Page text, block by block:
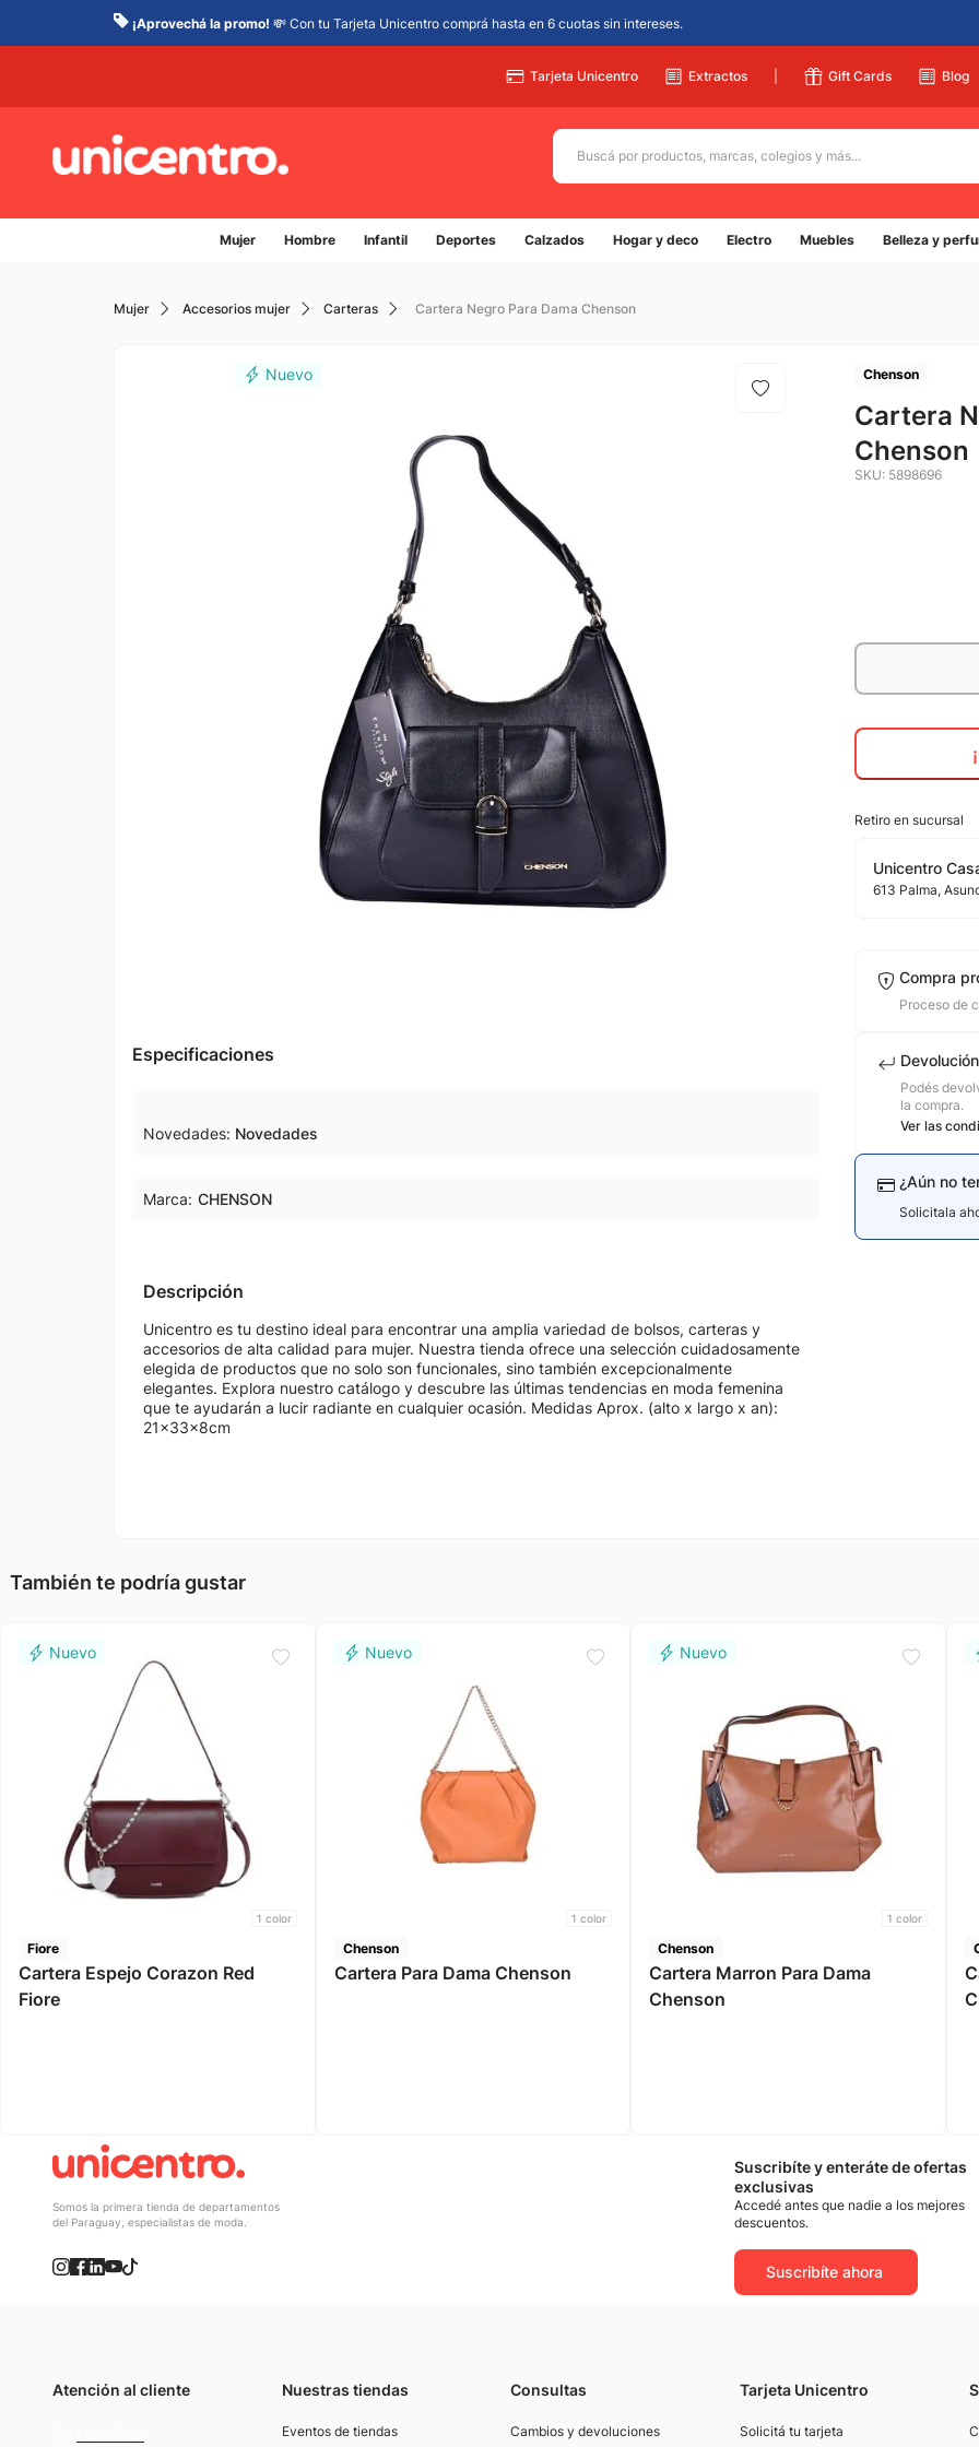
¡Aprovechá la promo! 💸 Con tu Tarjeta Unicentro comprá hasta en 6 cuotas sin intereses.
Tarjeta Unicentro Extractos Gift Cards Blog
Buscá por productos, marcas, colegios y más...
Mujer Hombre Infantil Deportes Calzados Hogar y deco Electro Muebles Belleza y
Mujer Accesorios mujer Carteras Cartera Negro Para Dama Chenson
Especificaciones
Novedades Novedades
Marca: CHENSON
Descripción
Unicentro es tu destino ideal para encontrar una amplia variedad de bolsos, carteras y
accesorios de alta calidad para mujer. Nuestra tienda ofrece una selección cuidadosamente
elegida de productos que no solo son funcionales, sino también excepcionalmente
elegantes. Explora nuestro catálogo y descubre las últimas tendencias en moda femenina
que te ayudarán a lucir radiante en cualquier ocasión. Medidas Aprox. (alto x largo x an):
21x33x8cm
Chenson
Cartera
Chenson
SKU: 5898696
Retiro en sucursal
Unicentro
613 Palma,
Compra
Proceso de
Podés
la compra.
Ver las
¿Aún no
Solicitala
También te podría gustar
1 color
Fiore
Cartera Espejo Corazon Red
Fiore
1 color
Chenson
Cartera Para Dama Chenson
1 color
Chenson
Cartera Marron Para Dama
Chenson
Somos la primera tienda de departamentos
del Paraguay, especialistas de moda.
Suscribíte y enteráte de ofertas
exclusivas
Accedé antes que nadie a los mejores
descuentos.
Suscribíte ahora
Atención al cliente
Nuestras tiendas
Eventos de tiendas
Consultas
Cambios y devoluciones
Tarjeta Unicentro
Solicitá tu tarjeta
Términos más buscados